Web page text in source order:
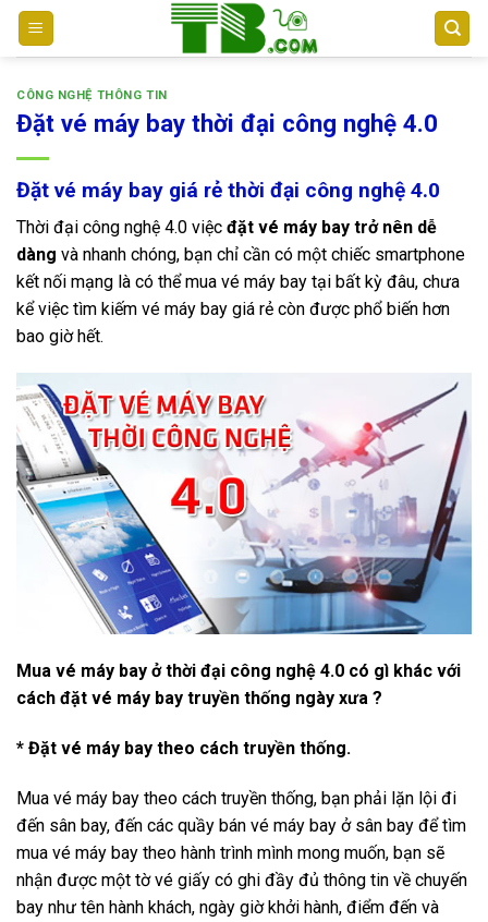
Bỏ
qua
dungCÔNG NGHỆ THÔNG TIN
Đặt vé máy bay thời đại công nghệ 4.0
Đặt vé máy bay giá rẻ thời đại công nghệ 4.0
Thời đại công nghệ 4.0 việc đặt vé máy bay trở nên dễ
dàng và nhanh chóng, bạn chỉ cần có một chiếc smartphone
kết nối mạng là có thể mua vé máy bay tại bất kỳ đâu, chưa
kể việc tìm kiếm vé máy bay giá rẻ còn được phổ biến hơn
bao giờ hết.
Mua vé máy bay ở thời đại công nghệ 4.0 có gì khác với
cách đặt vé máy bay truyền thống ngày xưa ?
* Đặt vé máy bay theo cách truyền thống.
Mua vé máy bay theo cách truyền thống, bạn phải lặn lội đi
đến sân bay, đến các quầy bán vé máy bay ở sân bay để tìm
mua vé máy bay theo hành trình mình mong muốn, bạn sẽ
nhận được một tờ vé giấy có ghi đầy đủ thông tin về chuyến
bay như tên hành khách, ngày giờ khởi hành, điểm đến và